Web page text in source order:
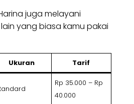
juga melayani
yang biasa kamu pakai
Ukuran Tarif
Rp 35.000 – Rp
40.000